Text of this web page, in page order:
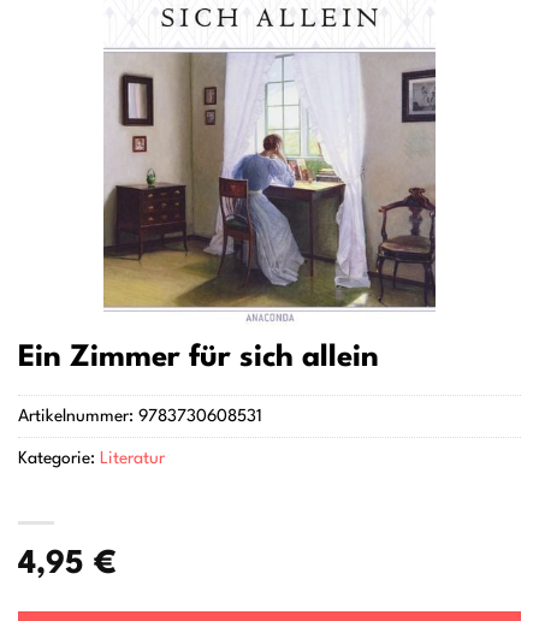
Ein Zimmer für sich allein
4,95 €
Artikelnummer: 9783730608531
Kategorie: Literatur